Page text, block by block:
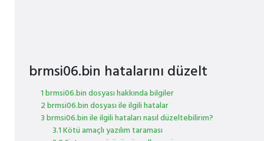
brmsi06.bin hatalarını düzelt
1 brmsi06.bin dosyası hakkında bilgiler
2 brmsi06.bin dosyası ile ilgili hatalar
3 brmsi06.bin ile ilgili hataları nasıl düzeltebilirim?
3.1 Kötü amaçlı yazılım taraması